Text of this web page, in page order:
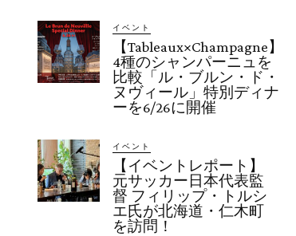
イベント
【Tableaux×Champagne】
4種のシャンパーニュを
比較「ル・ブルン・ド・
ヌヴィール」特別ディナ
ーを6/26に開催
イベント
【イベントレポート】
元サッカー日本代表監
督 フィリップ・トルシ
エ氏が北海道・仁木町
を訪問！